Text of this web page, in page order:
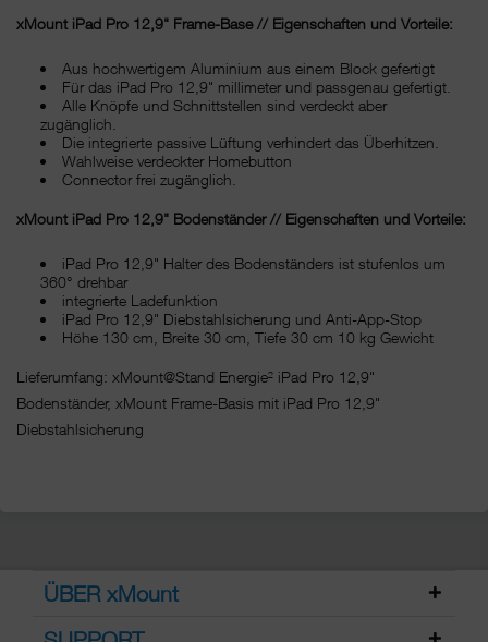
xMount iPad Pro 12,9" Frame-Base // Eigenschaften und Vorteile:
Aus hochwertigem Aluminium aus einem Block gefertigt
Für das iPad Pro 12,9" millimeter und passgenau gefertigt.
Alle Knöpfe und Schnittstellen sind verdeckt aber
zugänglich.
Die integrierte passive Lüftung verhindert das Überhitzen.
Wahlweise verdeckter Homebutton
Connector frei zugänglich.
xMount iPad Pro 12,9" Bodenständer // Eigenschaften und Vorteile:
iPad Pro 12,9" Halter des Bodenständers ist stufenlos um
360° drehbar
integrierte Ladefunktion
iPad Pro 12,9" Diebstahlsicherung und Anti-App-Stop
Höhe 130 cm, Breite 30 cm, Tiefe 30 cm 10 kg Gewicht
Lieferumfang: xMount@Stand Energie² iPad Pro 12,9"
Bodenständer, xMount Frame-Basis mit iPad Pro 12,9"
Diebstahlsicherung
ÜBER xMount